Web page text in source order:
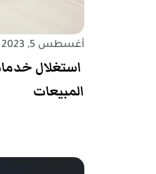
أغسطس 5, 2023
استغلال خدمات
المبيعات